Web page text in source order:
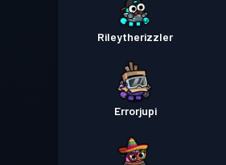
Rileytherizzler
Errorjupi